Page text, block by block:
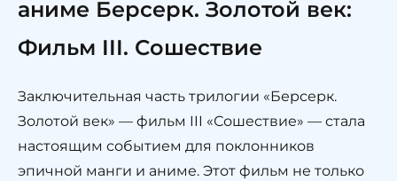
аниме Берсерк. Золотой век:
Фильм III. Сошествие
Заключительная часть трилогии «Берсерк.
Золотой век» — фильм III «Сошествие» — стала
настоящим событием для поклонников
эпичной манги и аниме. Этот фильм не только